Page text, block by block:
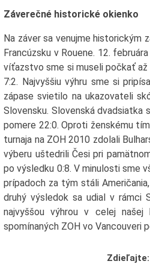
Záverečné historické okienko
Na záver sa venujme historickým
Francúzsku v Rouene. 12.
víťazstvo sme si museli počkať až
7:2. Najvyššiu výhru sme si
zápase svietilo na ukazovateli
Slovensku. Slovenská dvadsiatka
pomere 22:0. Oproti ženskému
turnaja na ZOH 2010 zdolali
výberu uštedrili Česi pri
po výsledku 0:8. V minulosti sme
prípadoch za tým stáli
druhý výsledok sa udial v rámci
najvyššou výhrou v celej
spomínaných ZOH vo Vancouveri
Zdieľajte: